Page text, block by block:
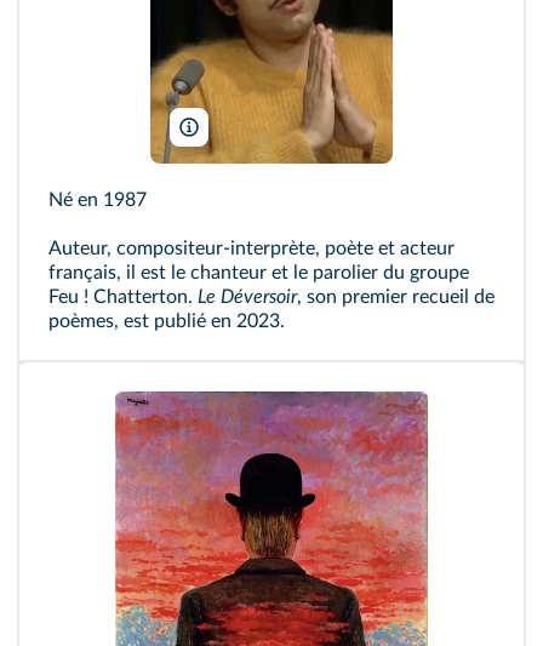
Naka Murat/Wikimedia
Né en 1987
Auteur, compositeur‑interprète, poète et acteur
français, il est le chanteur et le parolier du groupe
Feu ! Chatterton. Le Déversoir, son premier recueil de
poèmes, est publié en 2023.